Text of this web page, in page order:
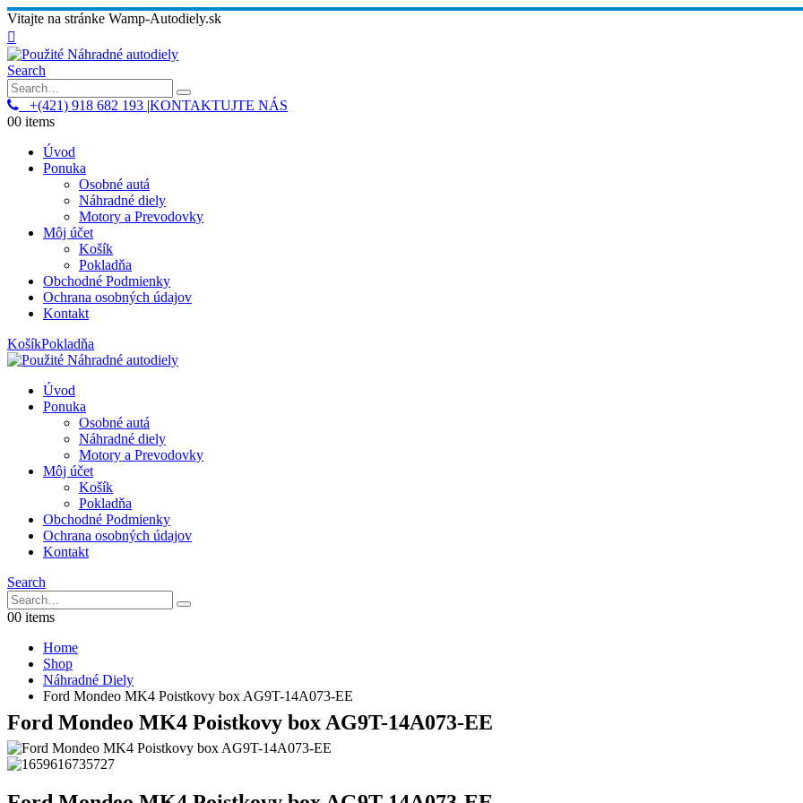
Vitajte na stránke Wamp-Autodiely.sk
Search
+(421) 918 682 193 |KONTAKTUJTE NÁS
00 items
Úvod
Ponuka
Osobné autá
Náhradné diely
Motory a Prevodovky
Môj účet
Košík
Pokladňa
Obchodné Podmienky
Ochrana osobných údajov
Kontakt
KošíkPokladňa
Úvod
Ponuka
Osobné autá
Náhradné diely
Motory a Prevodovky
Môj účet
Košík
Pokladňa
Obchodné Podmienky
Ochrana osobných údajov
Kontakt
Search
00 items
Home
Shop
Náhradné Diely
Ford Mondeo MK4 Poistkovy box AG9T-14A073-EE
Ford Mondeo MK4 Poistkovy box AG9T-14A073-EE